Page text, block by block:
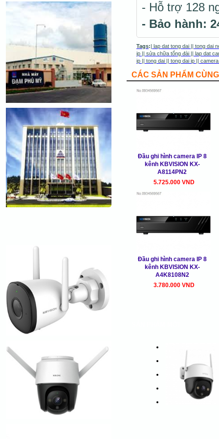
- Hỗ trợ 128
- Bảo hành:
Tags:| lap dat tong dai || tong dai
ip || sửa chữa tổng đài || lap dat
ip || tong dai || tong dai ip ||
CÁC SẢN PHẨM
Đầu ghi hình camera IP 8
kênh KBVISION KX-
A8114PN2
5.725.000 VND
Đầu ghi hình camera IP 8
kênh KBVISION KX-
A4K8108N2
3.780.000 VND